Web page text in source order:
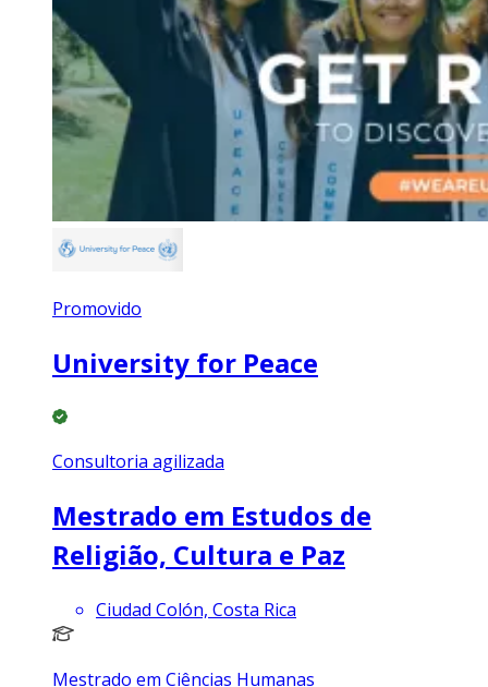
Promovido
University for Peace
Consultoria agilizada
Mestrado em Estudos de
Religião, Cultura e Paz
Ciudad Colón, Costa Rica
Mestrado em Ciências Humanas